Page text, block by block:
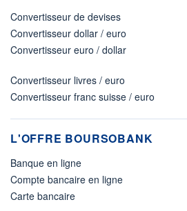
Convertisseur de devises
Convertisseur dollar / euro
Convertisseur euro / dollar
Convertisseur livres / euro
Convertisseur franc suisse / euro
L'OFFRE BOURSOBANK
Banque en ligne
Compte bancaire en ligne
Carte bancaire